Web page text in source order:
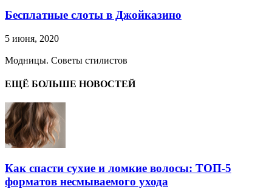
Бесплатные слоты в Джойказино
5 июня, 2020
Модницы. Советы стилистов
ЕЩЁ БОЛЬШЕ НОВОСТЕЙ
Как спасти сухие и ломкие волосы: ТОП-5
форматов несмываемого ухода